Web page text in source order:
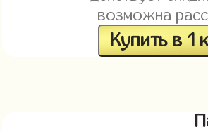
возможна
Купить в 1